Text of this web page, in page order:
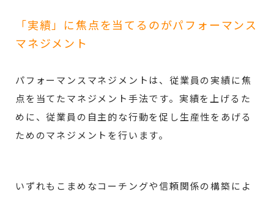
「実績」に焦点を当てるのがパフォーマンス
マネジメント
パフォーマンスマネジメントは、従業員の実績に焦
点を当てたマネジメント手法です。実績を上げるた
めに、従業員の自主的な行動を促し生産性をあげる
ためのマネジメントを行います。
いずれもこまめなコーチングや信頼関係の構築によ